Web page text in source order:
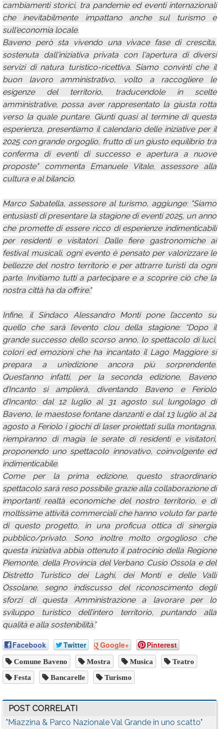
cambiamenti storici, tra pandemie ed eventi internazionali
che inevitabilmente impattano anche sul turismo e
sull'economia locale.
Baveno però sta vivendo una vivace fase di crescita,
sostenuta dall'iniziativa privata con l'apertura di diversi
servizi di natura turistico-ricettiva. Siamo convinti che il
buon lavoro amministrativo, volto a raccogliere le
esigenze del territorio, traducendole in scelte
amministrative, possa aver rappresentato la giusta rotta
verso la quale puntare. Giunti quasi al termine di questa
esperienza, presentiamo il calendario delle iniziative per il
2025 con grande orgoglio, frutto di un giusto equilibrio tra
conferma di eventi di successo e apertura a nuove
proposte" commenta Emanuele Vitale, assessore alla
cultura e al bilancio.
Marco Sabatella, assessore al turismo, aggiunge: "Siamo
entusiasti di presentare la stagione di eventi 2025, un anno
che promette di essere ricco di esperienze indimenticabili
per residenti e visitatori. Dalle fiere gastronomiche ai
festival musicali, ogni evento è pensato per valorizzare le
bellezze del nostro territorio e per attrarre turisti da ogni
parte. Invitiamo tutti a partecipare e a scoprire ciò che la
nostra città ha da offrire."
Infine, il Sindaco Alessandro Monti pone l’accento su
quello che sarà l’evento clou della stagione: “Dopo il
grande successo dello scorso anno, lo spettacolo di luci,
colori ed emozioni che ha incantato il Lago Maggiore si
prepara a un’edizione ancora più sorprendente.
Quest’anno infatti, per la seconda edizione, Baveno
d’Incanto si amplierà, diventando Baveno e Feriolo
d’Incanto: dal 12 luglio al 31 agosto sul lungolago di
Baveno, le maestose fontane danzanti e dal 13 luglio al 24
agosto a Feriolo i giochi di laser proiettati sulla montagna,
riempiranno di magia le serate di residenti e visitatori,
proponendo uno spettacolo innovativo, coinvolgente ed
indimenticabile.
Come per la prima edizione, questo straordinario
spettacolo sarà reso possibile grazie alla collaborazione di
importanti realtà economiche del nostro territorio, e di
moltissime attività commerciali che hanno voluto far parte
di questo progetto, in una proficua ottica di sinergia
pubblico/privato. Sono inoltre molto orgoglioso che
questa iniziativa abbia ottenuto il patrocinio della Regione
Piemonte, della Provincia del Verbano Cusio Ossola e del
Distretto Turistico dei Laghi, dei Monti e delle Valli
Ossolane, segno indiscusso del riconoscimento degli
sforzi di questa Amministrazione a lavorare per lo
sviluppo turistico dell’intero territorio, puntando alla
qualità e alla sostenibilità.”
Facebook Twitter Google+ Pinterest
Comune Baveno Mostra Musica Teatro
Festa Bancarelle Turismo
POST CORRELATI
"Miazzina & Parco Nazionale Val Grande in uno scatto"